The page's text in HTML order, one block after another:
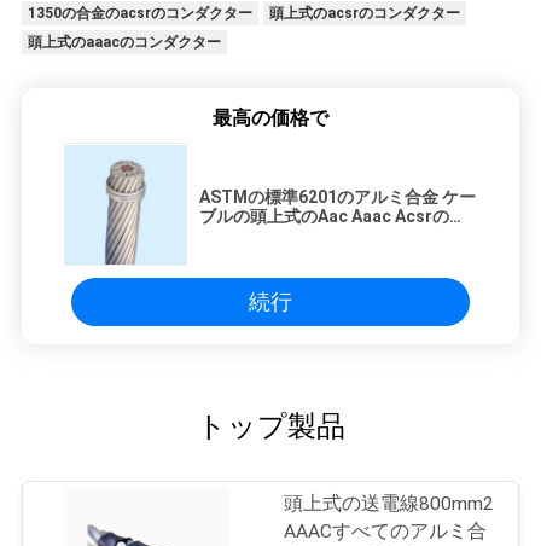
1350の合金のacsrのコンダクター
頭上式のacsrのコンダクター
頭上式のaaacのコンダクター
最高の価格で
ASTMの標準6201のアルミ合金 ケー
ブルの頭上式のAac Aaac Acsrのコ
続行
トップ製品
頭上式の送電線800mm2
AAACすべてのアルミ合